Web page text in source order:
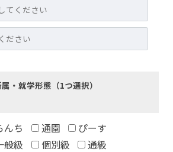
・就学形態（1つ選択）
んち 通園
ぴーす
般級 個別級
通級